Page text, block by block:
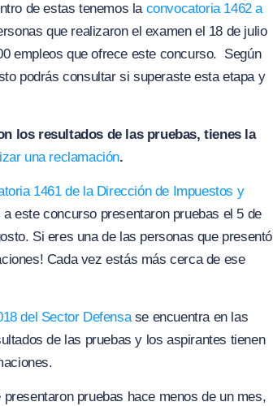
de estas tenemos la convocatoria 1462 a
que realizaron el examen el 18 de julio
empleos que ofrece este concurso. Según
podrás consultar si superaste esta etapa y
los resultados de las pruebas, tienes la
una reclamación.
1461 de la Dirección de Impuestos y
este concurso presentaron pruebas el 5 de
Si eres una de las personas que presentó
Cada vez estás más cerca de ese
del Sector Defensase encuentra en las
de las pruebas y los aspirantes tienen
pruebas hace menos de un mes,